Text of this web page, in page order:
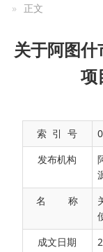
»
正文
关于阿图
项
索 引 号
发布机构
名 称
成文日期
2024年8月30
我局申请阿图什市